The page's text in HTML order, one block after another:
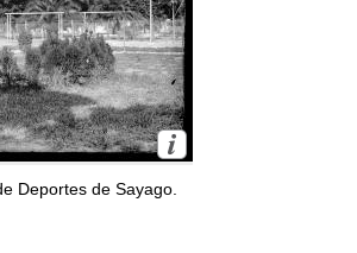
Deportes de Sayago.